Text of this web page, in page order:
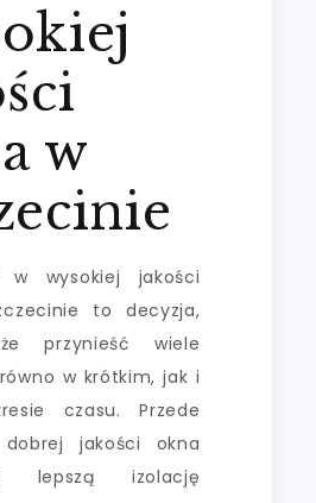
w
w wysokiej jakości
to decyzja,
przynieść wiele
w krótkim, jak i
czasu. Przede
dobrej jakości okna
lepszą izolację